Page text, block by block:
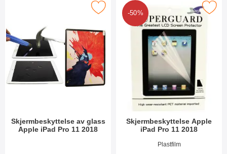
Skjermbeskyttelse av glass
Apple iPad Pro 11 2018
av glass Apple iPad Pro 11 2018 som favoritt
-50%
Skjermbeskyttelse Apple
iPad Pro 11 2018
Varenummer 29604
Plastfilm
Merk skjermbeskyttelse Apple